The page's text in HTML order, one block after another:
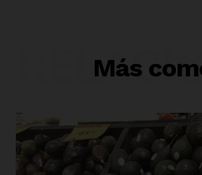
Más